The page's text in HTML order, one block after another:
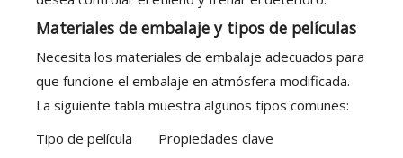
Materiales de embalaje y tipos de películas
Necesita los materiales de embalaje adecuados para
que funcione el embalaje en atmósfera modificada.
La siguiente tabla muestra algunos tipos comunes:
Tipo de película
Propiedades clave